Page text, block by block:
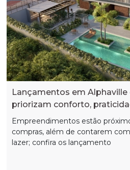
Lançamentos em
priorizam conforto,
Empreendimentos estão
compras, além de contarem
lazer; confira os lançamento